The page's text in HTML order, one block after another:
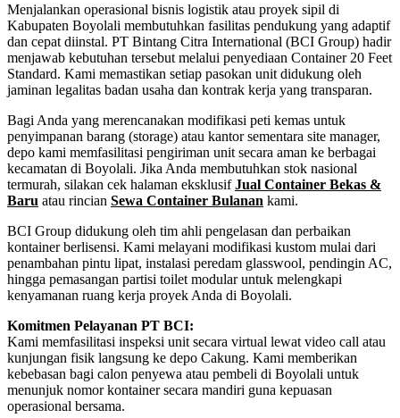
Menjalankan operasional bisnis logistik atau proyek sipil di
Kabupaten Boyolali membutuhkan fasilitas pendukung yang adaptif
dan cepat diinstal. PT Bintang Citra International (BCI Group) hadir
menjawab kebutuhan tersebut melalui penyediaan Container 20 Feet
Standard. Kami memastikan setiap pasokan unit didukung oleh
jaminan legalitas badan usaha dan kontrak kerja yang transparan.
Bagi Anda yang merencanakan modifikasi peti kemas untuk
penyimpanan barang (storage) atau kantor sementara site manager,
depo kami memfasilitasi pengiriman unit secara aman ke berbagai
kecamatan di Boyolali. Jika Anda membutuhkan stok nasional
termurah, silakan cek halaman eksklusifJual Container Bekas &
Baru atau rincian Sewa Container Bulanan kami.
BCI Group didukung oleh tim ahli pengelasan dan perbaikan
kontainer berlisensi. Kami melayani modifikasi kustom mulai dari
penambahan pintu lipat, instalasi peredam glasswool, pendingin AC,
hingga pemasangan partisi toilet modular untuk melengkapi
kenyamanan ruang kerja proyek Anda di Boyolali.
Komitmen Pelayanan PT BCI:
Kami memfasilitasi inspeksi unit secara virtual lewat video call atau
kunjungan fisik langsung ke depo Cakung. Kami memberikan
kebebasan bagi calon penyewa atau pembeli di Boyolali untuk
menunjuk nomor kontainer secara mandiri guna kepuasan
operasional bersama.